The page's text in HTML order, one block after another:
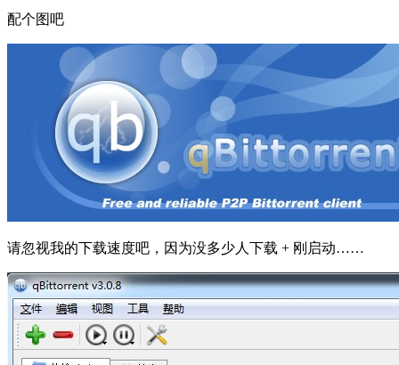
配个图吧
请忽视我的下载速度吧，因为没多少人下载 + 刚启动……